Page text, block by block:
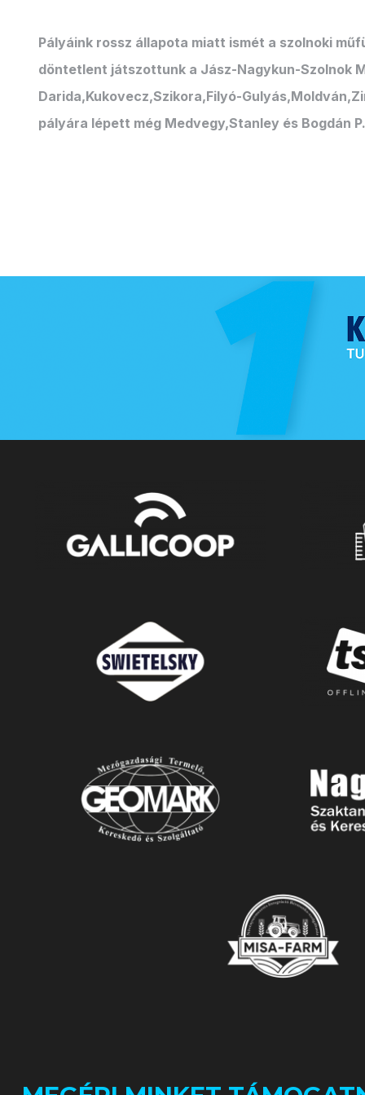
Pályáink rossz állapota miatt ismét a szolnoki
döntetlent játszottunk a Jász-Nagykun-Szolnok
Darida,Kukovecz,Szikora,Filyó-
pályára lépett még Medvegy,Stanley és Bogdán